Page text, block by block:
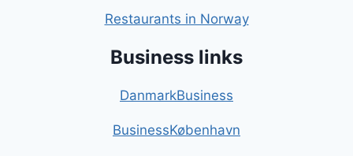
Restaurants in Norway
Business links
DanmarkBusiness
BusinessKøbenhavn